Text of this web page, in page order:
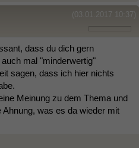
(03.01.2017 10:37)
dass du dich gern
mal "minderwertig"
sagen, dass ich hier nichts
Meinung zu dem Thema und
was es da wieder mit